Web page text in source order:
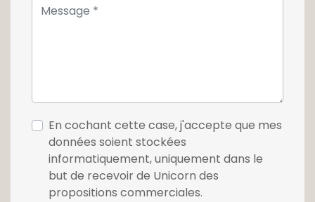
En cochant cette case, j'accepte que mes
données soient stockées
informatiquement, uniquement dans le
but de recevoir de Unicorn des
propositions commerciales.